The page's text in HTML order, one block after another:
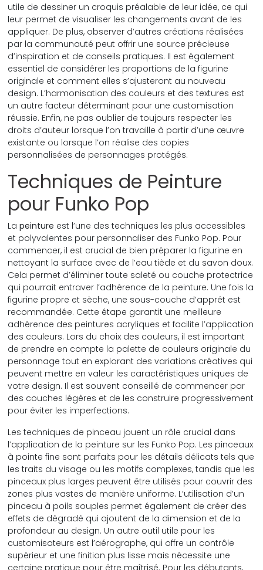
utile de dessiner un croquis préalable de leur idée, ce qui
leur permet de visualiser les changements avant de les
appliquer. De plus, observer d’autres créations réalisées
par la communauté peut offrir une source précieuse
d’inspiration et de conseils pratiques. Il est également
essentiel de considérer les proportions de la figurine
originale et comment elles s’ajusteront au nouveau
design. L’harmonisation des couleurs et des textures est
un autre facteur déterminant pour une customisation
réussie. Enfin, ne pas oublier de toujours respecter les
droits d’auteur lorsque l’on travaille à partir d’une œuvre
existante ou lorsque l’on réalise des copies
personnalisées de personnages protégés.
Techniques de Peinture
pour Funko Pop
Lapeinture est l’une des techniques les plus accessibles
et polyvalentes pour personnaliser des Funko Pop. Pour
commencer, il est crucial de bien préparer la figurine en
nettoyant la surface avec de l’eau tiède et du savon doux.
Cela permet d’éliminer toute saleté ou couche protectrice
qui pourrait entraver l’adhérence de la peinture. Une fois la
figurine propre et sèche, une sous-couche d’apprêt est
recommandée. Cette étape garantit une meilleure
adhérence des peintures acryliques et facilite l’application
des couleurs. Lors du choix des couleurs, il est important
de prendre en compte la palette de couleurs originale du
personnage tout en explorant des variations créatives qui
peuvent mettre en valeur les caractéristiques uniques de
votre design. Il est souvent conseillé de commencer par
des couches légères et de les construire progressivement
pour éviter les imperfections.
Les techniques de pinceau jouent un rôle crucial dans
l’application de la peinture sur les Funko Pop. Les pinceaux
à pointe fine sont parfaits pour les détails délicats tels que
les traits du visage ou les motifs complexes, tandis que les
pinceaux plus larges peuvent être utilisés pour couvrir des
zones plus vastes de manière uniforme. L’utilisation d’un
pinceau à poils souples permet également de créer des
effets de dégradé qui ajoutent de la dimension et de la
profondeur au design. Un autre outil utile pour les
customisateurs est l’aérographe, qui offre un contrôle
supérieur et une finition plus lisse mais nécessite une
certaine pratique pour être maîtrisé. Pour les débutants,